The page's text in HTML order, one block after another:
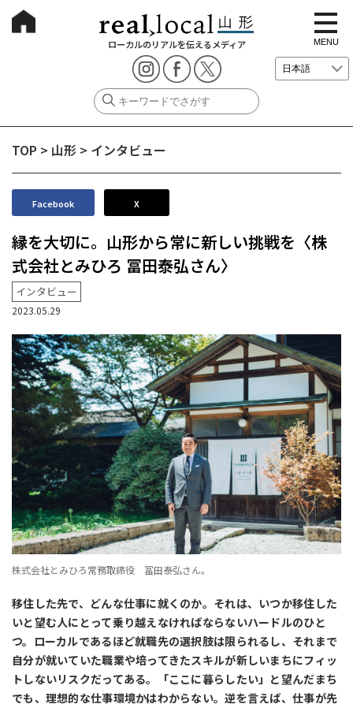
ローカルのリアルを伝えるメディア
t
o
g
g
e
i
i
MENU
TOP > 山形 > インタビュー
Facebook X
縁を大切に。山形から常に新しい挑戦を〈株
式会社とみひろ 冨田泰弘さん〉
インタビュー
2023.05.29
株式会社とみひろ常務取締役 冨田泰弘さん。
移住した先で、どんな仕事に就くのか。それは、いつか移住した
いと望む人にとって乗り越えなければならないハードルのひと
つ。ローカルであるほど就職先の選択肢は限られるし、それまで
自分が就いていた職業や培ってきたスキルが新しいまちにフィッ
トしないリスクだってある。「ここに暮らしたい」と望んだまち
でも、理想的な仕事環境かはわからない。逆を言えば、仕事が先